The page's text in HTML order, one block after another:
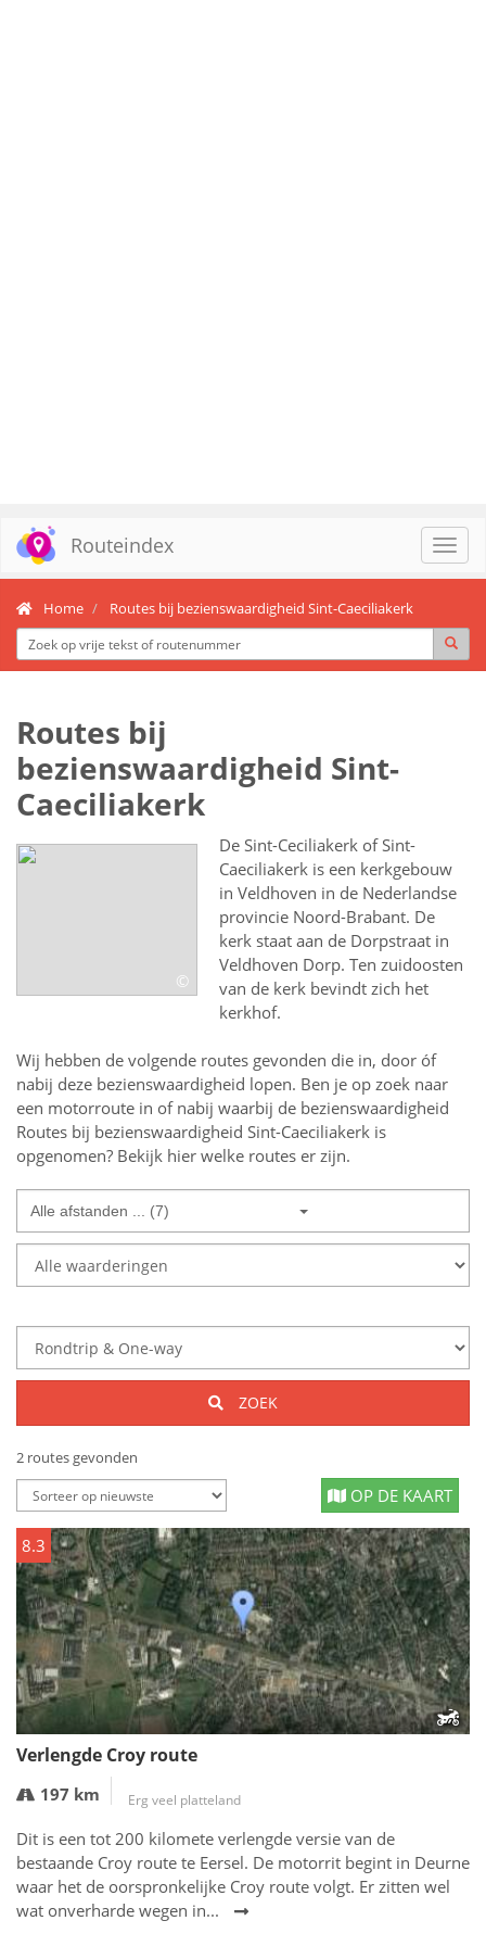
Routeindex
Home Routes bij bezienswaardigheid Sint-Caeciliakerk
Routes bij
bezienswaardigheid Sint-
Caeciliakerk
©
De Sint-Ceciliakerk of Sint-
Caeciliakerk is een kerkgebouw
in Veldhoven in de Nederlandse
provincie Noord-Brabant. De
kerk staat aan de Dorpstraat in
Veldhoven Dorp. Ten zuidoosten
van de kerk bevindt zich het
kerkhof.
Wij hebben de volgende routes gevonden die in, door óf
nabij deze bezienswaardigheid lopen. Ben je op zoek naar
een motorroute in of nabij waarbij de bezienswaardigheid
Routes bij bezienswaardigheid Sint-Caeciliakerk is
opgenomen? Bekijk hier welke routes er zijn.
Alle afstanden ... (7)
ZOEK
2 routes gevonden
OP DE KAART
8.3
Verlengde Croy route
197 km Erg veel platteland
Dit is een tot 200 kilomete verlengde versie van de
bestaande Croy route te Eersel. De motorrit begint in Deurne
waar het de oorspronkelijke Croy route volgt. Er zitten wel
wat onverharde wegen in...